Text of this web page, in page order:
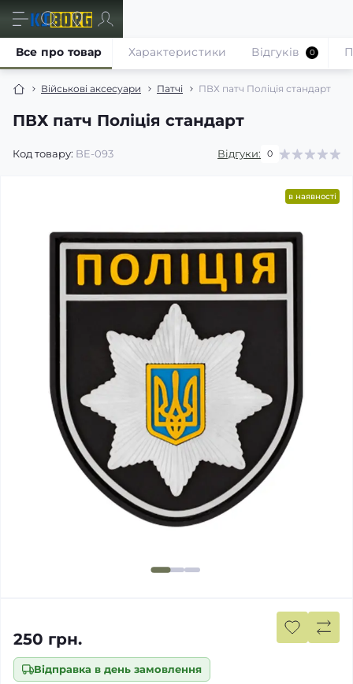
Військові аксесуари Патчі ПВХ патч Поліція стандарт
ПВХ патч Поліція стандарт
Код товару: BE-093 Відгуки: 0
Все про товар Характеристики Відгуків 0
в наявності
Відправка в день замовлення
250 грн.